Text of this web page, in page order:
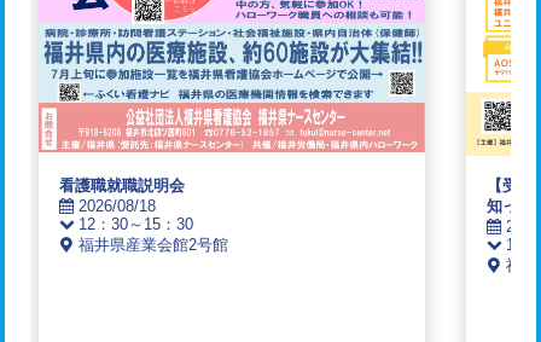
看護職就職説明会
2026/08/18
12：30～15：30
福井県産業会館2号館
【受
知って
10
福井